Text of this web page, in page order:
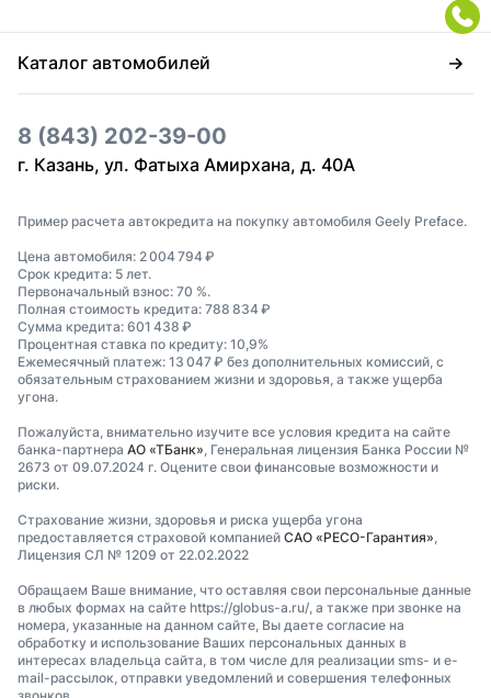
Каталог автомобилей
8 (843) 202-39-00
г. Казань, ул. Фатыха Амирхана, д. 40А
Пример расчета автокредита на покупку автомобиля Geely Preface.
Цена автомобиля: 2 004 794 ₽
Срок кредита: 5 лет.
Первоначальный взнос: 70 %.
Полная стоимость кредита: 788 834 ₽
Сумма кредита: 601 438 ₽
Процентная ставка по кредиту: 10,9%
Ежемесячный платеж: 13 047 ₽ без дополнительных комиссий, с
обязательным страхованием жизни и здоровья, а также ущерба
угона.
Пожалуйста, внимательно изучите все условия кредита на сайте
банка-партнера АО «ТБанк» , Генеральная лицензия Банка России №
2673 от 09.07.2024 г. Оцените свои финансовые возможности и
риски.
Страхование жизни, здоровья и риска ущерба угона
предоставляется страховой компанией САО «РЕСО-Гарантия»
Лицензия СЛ № 1209 от 22.02.2022
Обращаем Ваше внимание, что оставляя свои персональные данные
в любых формах на сайте https://globus-a.ru/, а также при звонке на
номера, указанные на данном сайте, Вы даете согласие на
обработку и использование Ваших персональных данных в
интересах владельца сайта, в том числе для реализации sms- и e-
mail-рассылок, отправки уведомлений и совершения телефонных